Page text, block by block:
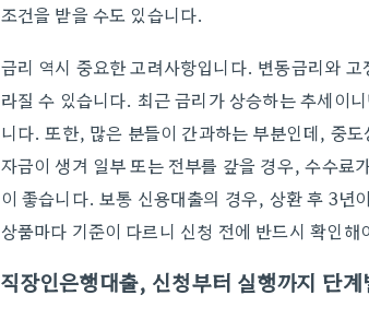
조건을 받을 수도 있습니다.
금리 역시 중요한 고려사항입니다. 변동금리와
라질 수 있습니다. 최근 금리가 상승하는 추세이
니다. 또한, 많은 분들이 간과하는 부분인데, 중
자금이 생겨 일부 또는 전부를 갚을 경우, 수수료
이 좋습니다. 보통 신용대출의 경우, 상환 후 3년
상품마다 기준이 다르니 신청 전에 반드시 확인해
직장인은행대출, 신청부터 실행까지 단계